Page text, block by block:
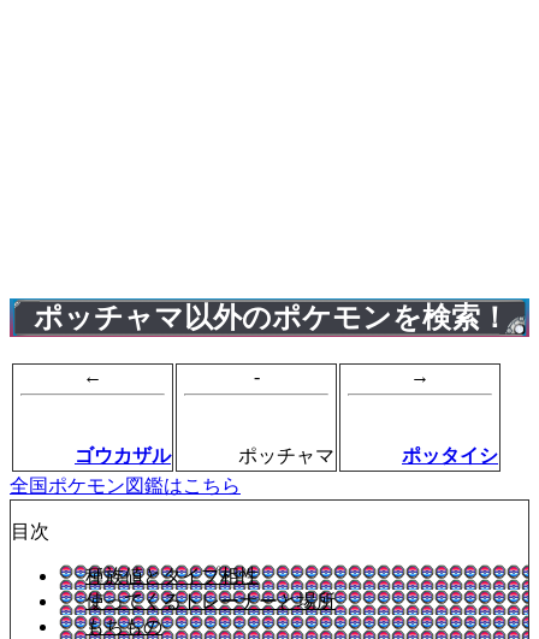
ポッチャマ以外のポケモンを検索！
←
ゴウカザル
-
ポッチャマ
→
ポッタイシ
全国ポケモン図鑑はこちら
目次
種族値とタイプ相性
使ってくるトレーナーと場所
もちもの